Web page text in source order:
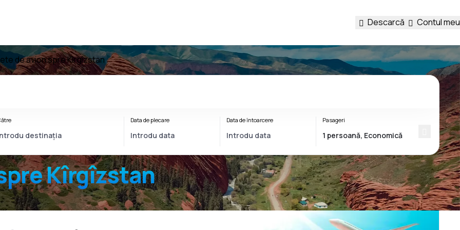
Descarcă Contul meu
de avion spre Kîrgîzstan
Kîrgîzstan
Data de plecare Data de întoarcere Pasageri